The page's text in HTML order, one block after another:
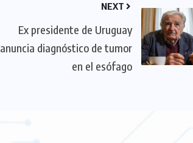
NEXT
Ex presidente de Uruguay
anuncia diagnóstico de tumor
en el esófago